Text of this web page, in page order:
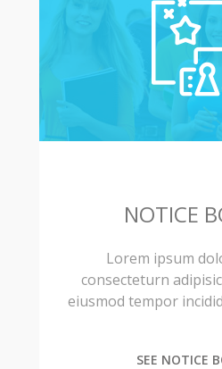
NOTICE
Lorem ipsum
consecteturn
eiusmod tempor
SEE NOTICE